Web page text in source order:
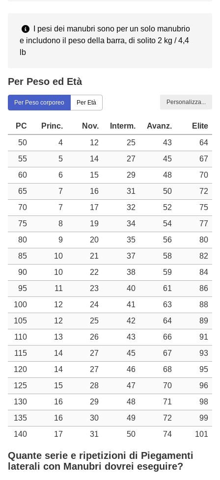
I pesi dei manubri sono per un solo manubrio
e includono il peso della barra, di solito 2 kg / 4,4
lb
Per Peso ed Età
Per Peso corporeo Per Età Personalizza...
PC Princ. Nov. Interm. Avanz.
Elite
50
4 12 25 43
64
55
5 14 27 45
67
60
6 15 29 48
70
65
7 16 31 50
72
70
7 17 32 52
75
75
8 19 34 54
77
80
9 20 35 56
80
85
10 21 37 58
82
90
10 22 38 59
84
95
11 23 40 61
86
100
12 24 41 63
88
105
12 25 42 64
89
110
13 26 43 66
91
115
14 27 45 67
93
120
14 27 46 68
95
125
15 28 47 70
96
130
16 29 48 71
98
135
16 30 49 72
99
140
17 31 50 74 101
Quante serie e ripetizioni di Piegamenti
laterali con Manubri dovrei eseguire?